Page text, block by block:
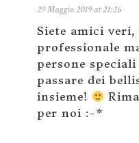
29 Maggio 2019 at 21:26
Siete amici veri,
professionale
persone
passare dei
insieme!
per noi :-*